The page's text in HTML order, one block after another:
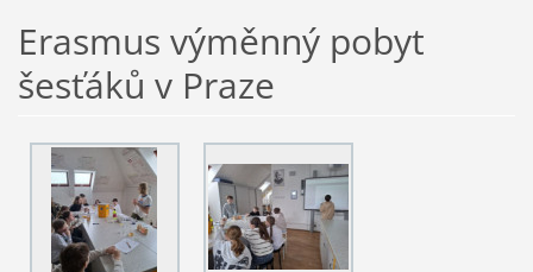
Erasmus výměnný pobyt
šesťáků v Praze